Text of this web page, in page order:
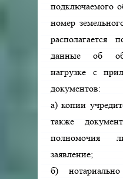
подключаемого
номер
располагается
данные об
нагрузке с
документов:
а) копии
также
полномочия
заявление;
б)